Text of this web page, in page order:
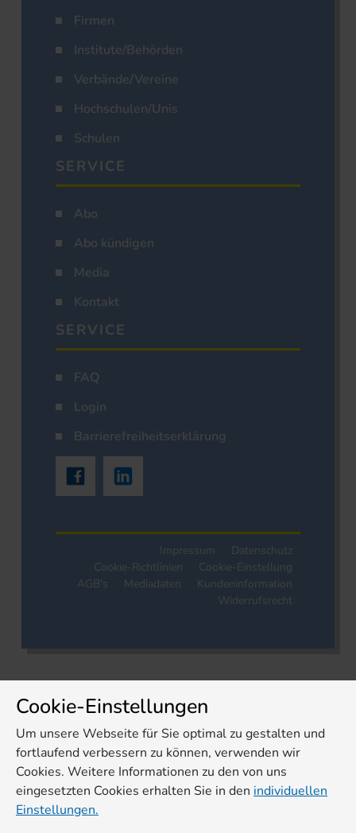
Firmen
Institute/Behörden
Verbände/Vereine
Hochschulen/Unis
Schulen
SERVICE
Abo
Abo kündigen
Media
Kontakt
SERVICE
FAQ
Login
Barrierefreiheitserklärung
Impressum
Datenschutz
Cookie-Richtlinien
Cookie-Einstellung
AGB's
Mediadaten
Kundeninformation
Widerrufsrecht
Cookie-Einstellungen
Um unsere Webseite für Sie optimal zu gestalten und
fortlaufend verbessern zu können, verwenden wir
Cookies. Weitere Informationen zu den von uns
eingesetzten Cookies erhalten Sie in den individuellen
Einstellungen.